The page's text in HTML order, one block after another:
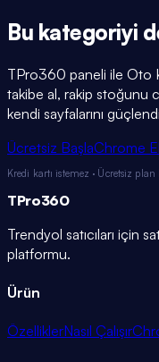
Bu kategoriyi
TPro360 paneli ile Oto
takibe al, rakip stoğunu
kendi sayfalarını
Ücretsiz BaşlaChrome
Kredi kartı istemez · Ücretsiz
TPro360
Trendyol satıcıları için
platformu.
Ürün
ÖzelliklerNasıl Çalışır